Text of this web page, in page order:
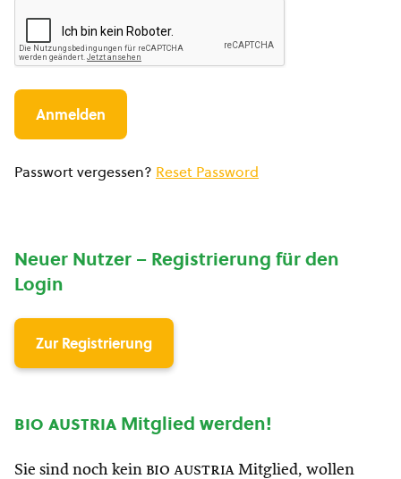
Passwort vergessen? Reset Password
Neuer Nutzer – Registrierung für den
Login
Zur Registrierung
bio austria Mitglied werden!
Sie sind noch kein bio austria Mitglied, wollen